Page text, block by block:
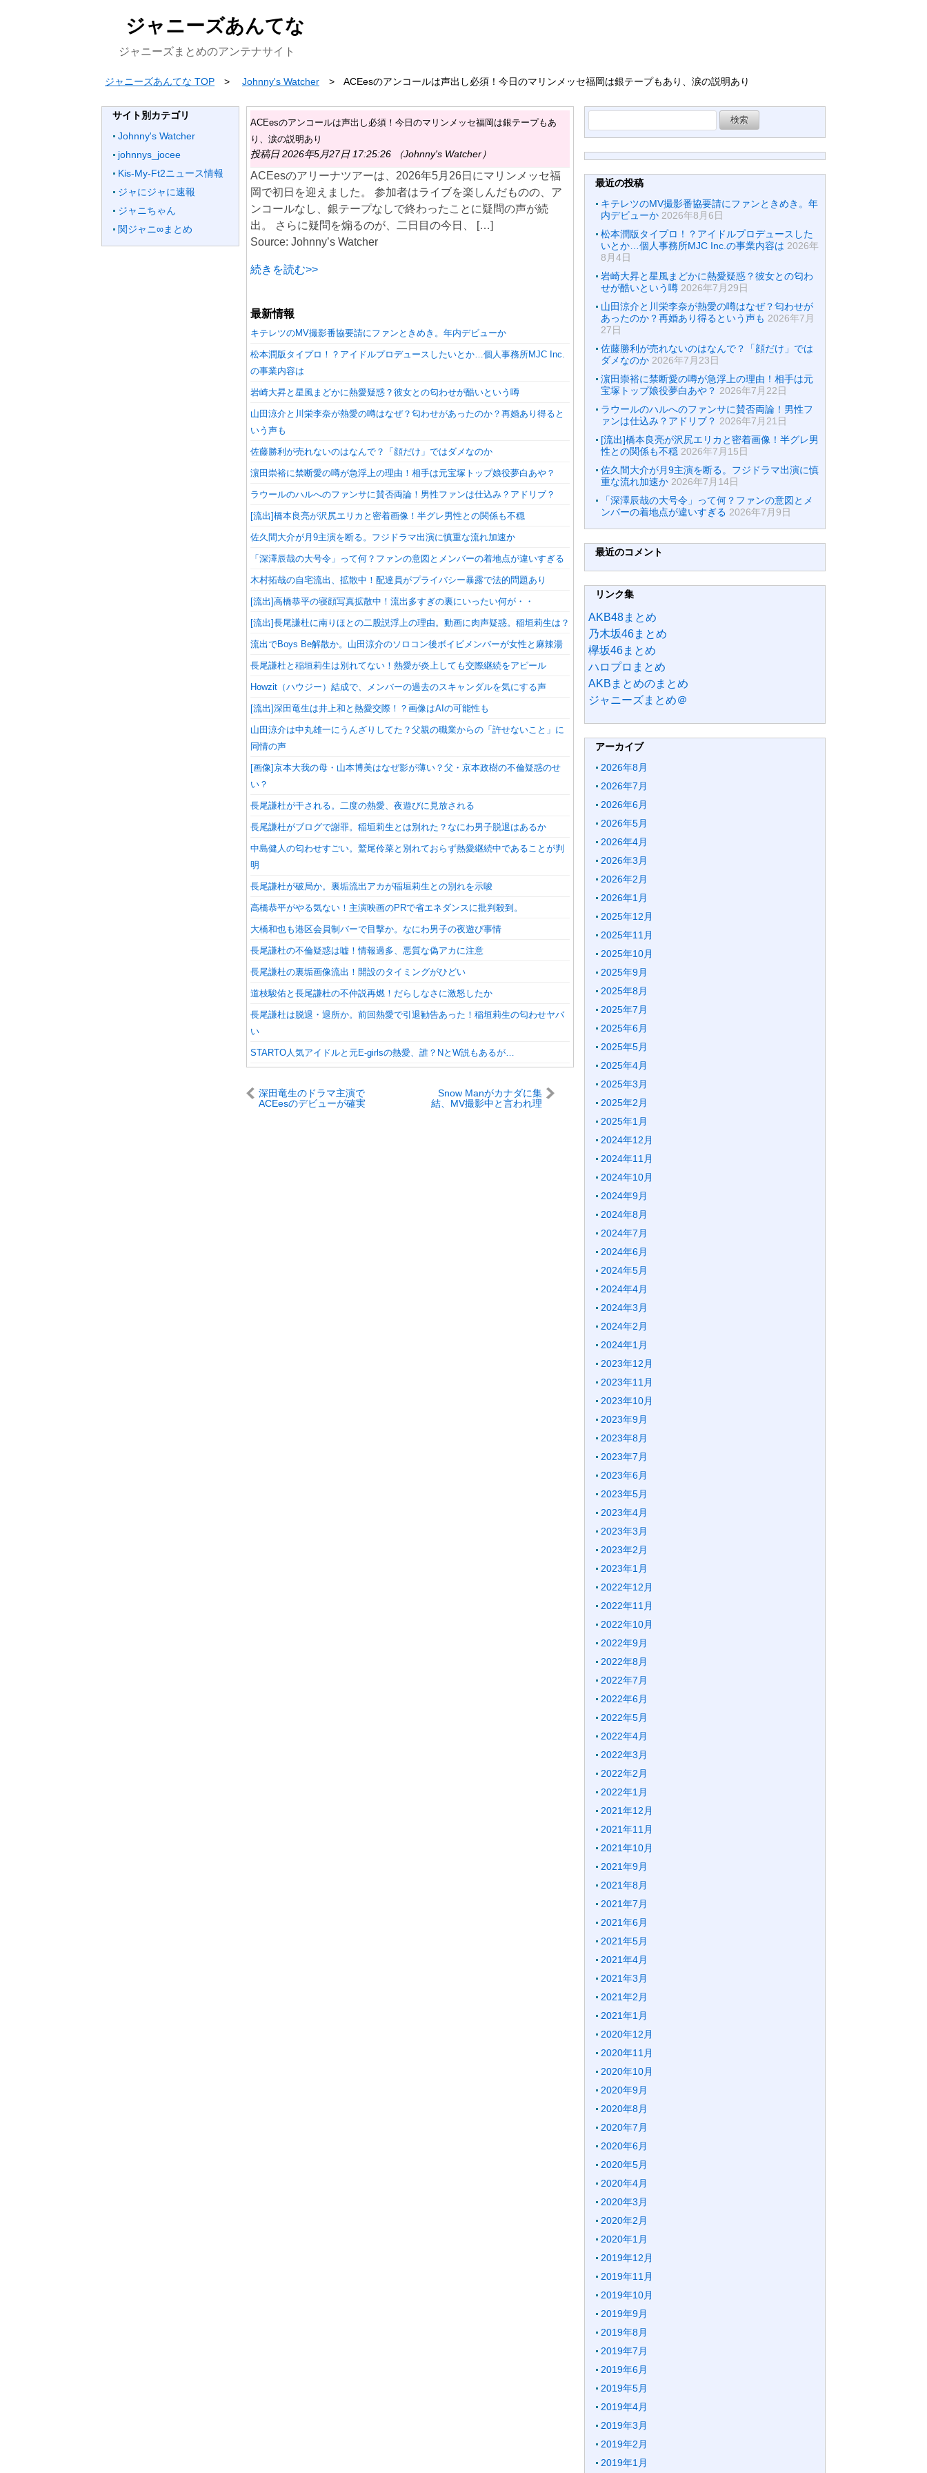
ジャニーズあんてな
ジャニーズまとめのアンテナサイト
ジャニーズあんてな TOP Johnny's Watcher ACEesのアンコールは声出し必須！今日のマリンメッセ福岡は銀テープもあり、涙の説明あり
サイト別カテゴリ
Johnny's Watcher
johnnys_jocee
Kis-My-Ft2ニュース情報
ジャにジャに速報
ジャニちゃん
関ジャニ∞まとめ
ACEesのアンコールは声出し必須！今日のマリンメッセ福岡は銀テープもあ
り、涙の説明あり
投稿日 2026年5月27日 17:25:26 （Johnny's Watcher）
ACEesのアリーナツアーは、2026年5月26日にマリンメッセ福
岡で初日を迎えました。 参加者はライブを楽しんだものの、ア
ンコールなし、銀テープなしで終わったことに疑問の声が続
出。 さらに疑問を煽るのが、二日目の今日、 […]
Source: Johnny’s Watcher
続きを読む>>
最新情報
キテレツのMV撮影番協要請にファンときめき。年内デビューか
松本潤版タイプロ！？アイドルプロデュースしたいとか…個人事務所MJC Inc.
の事業内容は
岩崎大昇と星風まどかに熱愛疑惑？彼女との匂わせが酷いという噂
山田涼介と川栄李奈が熱愛の噂はなぜ？匂わせがあったのか？再婚あり得ると
いう声も
佐藤勝利が売れないのはなんで？「顔だけ」ではダメなのか
濵田崇裕に禁断愛の噂が急浮上の理由！相手は元宝塚トップ娘役夢白あや？
ラウールのハルへのファンサに賛否両論！男性ファンは仕込み？アドリブ？
[流出]橋本良亮が沢尻エリカと密着画像！半グレ男性との関係も不穏
佐久間大介が月9主演を断る。フジドラマ出演に慎重な流れ加速か
「深澤辰哉の大号令」って何？ファンの意図とメンバーの着地点が違いすぎる
木村拓哉の自宅流出、拡散中！配達員がプライバシー暴露で法的問題あり
[流出]高橋恭平の寝顔写真拡散中！流出多すぎの裏にいったい何が・・
[流出]長尾謙杜に南りほとの二股説浮上の理由。動画に肉声疑惑。稲垣莉生は？
流出でBoys Be解散か。山田涼介のソロコン後ボイビメンバーが女性と麻辣湯
長尾謙杜と稲垣莉生は別れてない！熱愛が炎上しても交際継続をアピール
Howzit（ハウジー）結成で、メンバーの過去のスキャンダルを気にする声
[流出]深田竜生は井上和と熱愛交際！？画像はAIの可能性も
山田涼介は中丸雄一にうんざりしてた？父親の職業からの「許せないこと」に
同情の声
[画像]京本大我の母・山本博美はなぜ影が薄い？父・京本政樹の不倫疑惑のせ
い？
長尾謙杜が干される。二度の熱愛、夜遊びに見放される
長尾謙杜がブログで謝罪。稲垣莉生とは別れた？なにわ男子脱退はあるか
中島健人の匂わせすごい。鷲尾伶菜と別れておらず熱愛継続中であることが判
明
長尾謙杜が破局か。裏垢流出アカが稲垣莉生との別れを示唆
高橋恭平がやる気ない！主演映画のPRで省エネダンスに批判殺到。
大橋和也も港区会員制バーで目撃か。なにわ男子の夜遊び事情
長尾謙杜の不倫疑惑は嘘！情報過多、悪質な偽アカに注意
長尾謙杜の裏垢画像流出！開設のタイミングがひどい
道枝駿佑と長尾謙杜の不仲説再燃！だらしなさに激怒したか
長尾謙杜は脱退・退所か。前回熱愛で引退勧告あった！稲垣莉生の匂わせヤバ
い
STARTO人気アイドルと元E-girlsの熱愛、誰？NとW説もあるが…
深田竜生のドラマ主演で
ACEesのデビューが確実
Snow Manがカナダに集
結、MV撮影中と言われ理
索:
最近の投稿
キテレツのMV撮影番協要請にファンときめき。年
内デビューか 2026年8月6日
松本潤版タイプロ！？アイドルプロデュースした
いとか…個人事務所MJC Inc.の事業内容は 2026年
8月4日
岩崎大昇と星風まどかに熱愛疑惑？彼女との匂わ
せが酷いという噂 2026年7月29日
山田涼介と川栄李奈が熱愛の噂はなぜ？匂わせが
あったのか？再婚あり得るという声も 2026年7月
27日
佐藤勝利が売れないのはなんで？「顔だけ」では
ダメなのか 2026年7月23日
濵田崇裕に禁断愛の噂が急浮上の理由！相手は元
宝塚トップ娘役夢白あや？ 2026年7月22日
ラウールのハルへのファンサに賛否両論！男性フ
ァンは仕込み？アドリブ？ 2026年7月21日
[流出]橋本良亮が沢尻エリカと密着画像！半グレ男
性との関係も不穏 2026年7月15日
佐久間大介が月9主演を断る。フジドラマ出演に慎
重な流れ加速か 2026年7月14日
「深澤辰哉の大号令」って何？ファンの意図とメ
ンバーの着地点が違いすぎる 2026年7月9日
最近のコメント
リンク集
AKB48まとめ
乃木坂46まとめ
欅坂46まとめ
ハロプロまとめ
AKBまとめのまとめ
ジャニーズまとめ＠
アーカイブ
2026年8月
2026年7月
2026年6月
2026年5月
2026年4月
2026年3月
2026年2月
2026年1月
2025年12月
2025年11月
2025年10月
2025年9月
2025年8月
2025年7月
2025年6月
2025年5月
2025年4月
2025年3月
2025年2月
2025年1月
2024年12月
2024年11月
2024年10月
2024年9月
2024年8月
2024年7月
2024年6月
2024年5月
2024年4月
2024年3月
2024年2月
2024年1月
2023年12月
2023年11月
2023年10月
2023年9月
2023年8月
2023年7月
2023年6月
2023年5月
2023年4月
2023年3月
2023年2月
2023年1月
2022年12月
2022年11月
2022年10月
2022年9月
2022年8月
2022年7月
2022年6月
2022年5月
2022年4月
2022年3月
2022年2月
2022年1月
2021年12月
2021年11月
2021年10月
2021年9月
2021年8月
2021年7月
2021年6月
2021年5月
2021年4月
2021年3月
2021年2月
2021年1月
2020年12月
2020年11月
2020年10月
2020年9月
2020年8月
2020年7月
2020年6月
2020年5月
2020年4月
2020年3月
2020年2月
2020年1月
2019年12月
2019年11月
2019年10月
2019年9月
2019年8月
2019年7月
2019年6月
2019年5月
2019年4月
2019年3月
2019年2月
2019年1月